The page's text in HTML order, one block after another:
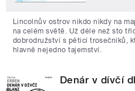
Lincolnův ostrov nikdo nikdy na
na celém světě. Už déle než sto
dobrodružství s pěticí trosečníků,
hlavně nejedno tajemství.
Denár v dívčí